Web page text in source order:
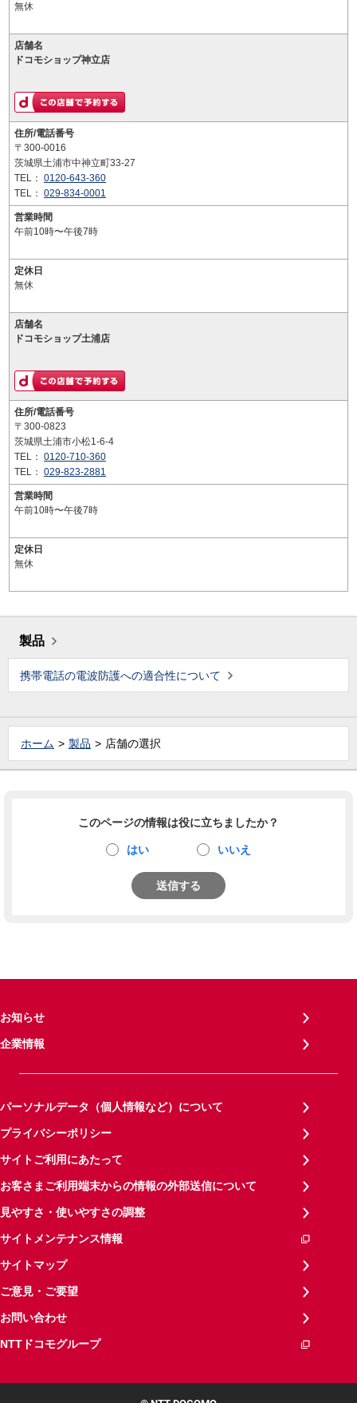
無休
店舗名
ドコモショップ神立店
住所/電話番号
〒300-0016
茨城県土浦市中神立町33-27
TEL： 0120-643-360
TEL： 029-834-0001
営業時間
午前10時〜午後7時
定休日
無休
店舗名
ドコモショップ土浦店
住所/電話番号
〒300-0823
茨城県土浦市小松1-6-4
TEL： 0120-710-360
TEL： 029-823-2881
営業時間
午前10時〜午後7時
定休日
無休
製品
携帯電話の電波防護への適合性について
ホーム 製品 店舗の選択
このページの情報は役に立ちましたか？
はい いいえ
送信する
お知らせ
企業情報
パーソナルデータ（個人情報など）について
プライバシーポリシー
サイトご利用にあたって
お客さまご利用端末からの情報の外部送信について
見やすさ・使いやすさの調整
サイトメンテナンス情報
サイトマップ
ご意見・ご要望
お問い合わせ
NTTドコモグループ